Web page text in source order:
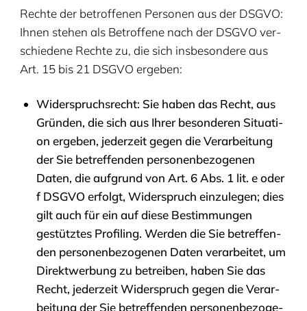
Rech­te der betrof­fe­nen Per­so­nen aus der DSGVO:
Ihnen ste­hen als Betrof­fe­ne nach der DSGVO ver­
schie­de­ne Rech­te zu, die sich ins­be­son­de­re aus
Art. 15bis 21 DSGVO ergeben:
Wider­spruchs­recht: Sie haben das Recht, aus
Grün­den, die sich aus Ihrer beson­de­ren Situa­ti­
on erge­ben, jeder­zeit gegen die Ver­ar­bei­tung
der Sie betref­fen­den per­so­nen­be­zo­ge­nen
Daten, die auf­grund von Art. 6Abs. 1 lit. e oder
f DSGVOerfolgt, Wider­spruch ein­zu­le­gen; dies
gilt auch für ein auf die­se Bestim­mun­gen
gestütz­tes Pro­fil­ing. Wer­den die Sie betref­fen­
den per­so­nen­be­zo­ge­nen Daten ver­ar­bei­tet, um
Direkt­wer­bung zu betrei­ben, haben Sie das
Recht, jeder­zeit Wider­spruch gegen die Ver­ar­
bei­tung der Sie betref­fen­den per­so­nen­be­zo­ge­